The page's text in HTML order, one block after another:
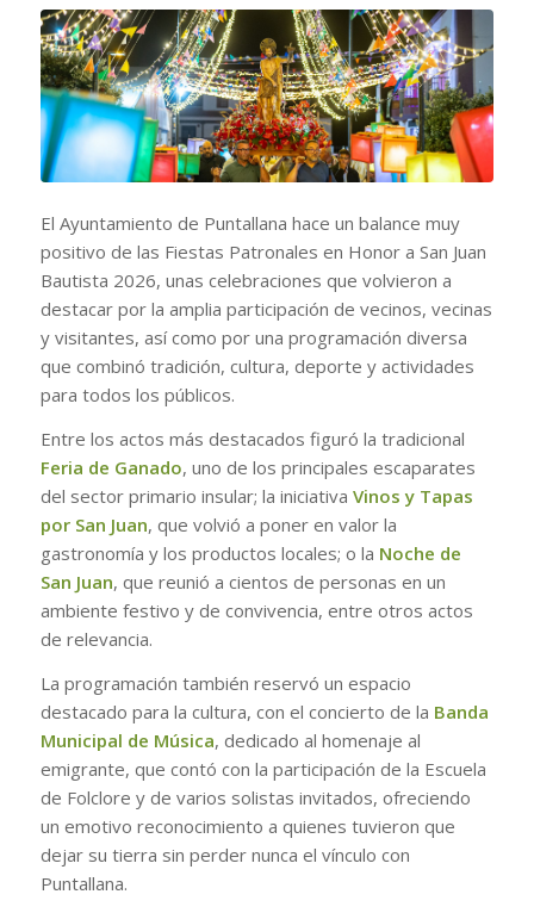
El Ayuntamiento de Puntallana hace un balance muy
positivo de las Fiestas Patronales en Honor a San Juan
Bautista 2026, unas celebraciones que volvieron a
destacar por la amplia participación de vecinos, vecinas
y visitantes, así como por una programación diversa
que combinó tradición, cultura, deporte y actividades
para todos los públicos.
Entre los actos más destacados figuró la tradicional
Feria de Ganado, uno de los principales escaparates
del sector primario insular; la iniciativa Vinos y Tapas
por San Juan, que volvió a poner en valor la
gastronomía y los productos locales; o la Noche de
San Juan, que reunió a cientos de personas en un
ambiente festivo y de convivencia, entre otros actos
de relevancia.
La programación también reservó un espacio
destacado para la cultura, con el concierto de la Banda
Municipal de Música, dedicado al homenaje al
emigrante, que contó con la participación de la Escuela
de Folclore y de varios solistas invitados, ofreciendo
un emotivo reconocimiento a quienes tuvieron que
dejar su tierra sin perder nunca el vínculo con
Puntallana.